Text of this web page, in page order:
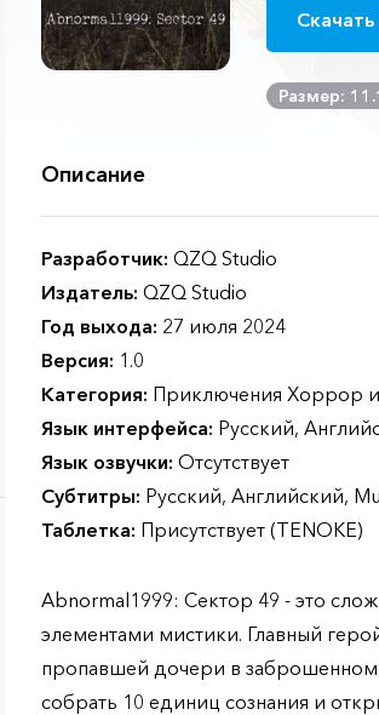
Размер:
Описание
Разработчик: QZQ Studio
Издатель: QZQ Studio
Год выхода: 27 июля 2024
Версия: 1.0
Категория: Приключения Хоррор
Язык интерфейса: Русский,
Язык озвучки: Отсутствует
Субтитры: Русский, Английский,
Таблетка: Присутствует (TENOKE)
Abnormal1999: Сектор 49 - это
элементами мистики. Главный
пропавшей дочери в заброшенном
собрать 10 единиц сознания и